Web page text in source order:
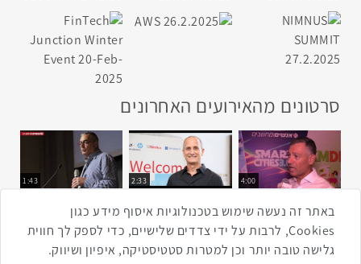
סרטונים מהאירועים האחרונים
4:00
2:33
1:43
3:52
1:14
באתר זה נעשה שימוש בטכנולוגיות איסוף מידע כגון
Cookies, לרבות על ידי צדדים שלישיים, כדי לספק לך חווית
גלישה טובה יותר וכן למטרות סטטיסטיקה, איפיון ושיווק.